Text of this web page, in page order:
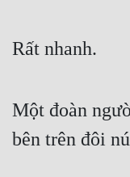
Tính Cách Nhân Vật :
Cơ Trí
Rất nhanh.
Một đoàn
bên trên đôi